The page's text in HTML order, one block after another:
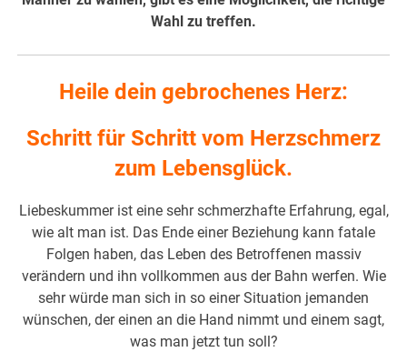
Wahl zu treffen.
Heile dein gebrochenes Herz:
Schritt für Schritt vom Herzschmerz
zum Lebensglück.
Liebeskummer ist eine sehr schmerzhafte Erfahrung, egal,
wie alt man ist. Das Ende einer Beziehung kann fatale
Folgen haben, das Leben des Betroffenen massiv
verändern und ihn vollkommen aus der Bahn werfen. Wie
sehr würde man sich in so einer Situation jemanden
wünschen, der einen an die Hand nimmt und einem sagt,
was man jetzt tun soll?